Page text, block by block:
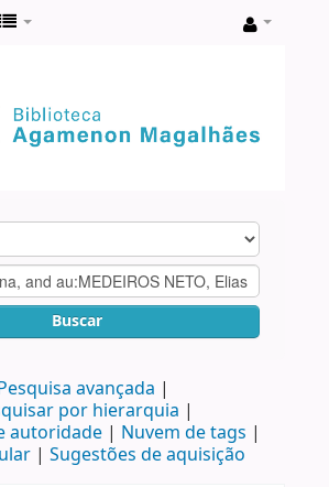
Buscar
avançada
por hierarquia
autoridade
Nuvem de tags
Sugestões de aquisição